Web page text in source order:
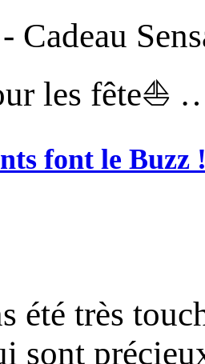
Cadeau
les fête⛵
font le Buzz
été très
sont